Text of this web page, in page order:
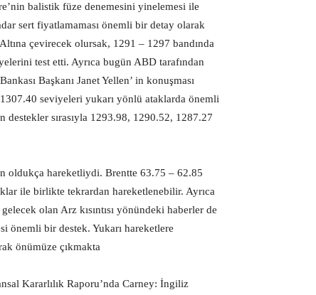
balistik füze denemesini yinelemesi ile
sert fiyatlamaması önemli bir detay olarak
çevirecek olursak, 1291 – 1297 bandında
test etti. Ayrıca bugün ABD tarafından
Başkanı Janet Yellen’ in konuşması
seviyeleri yukarı yönlü ataklarda önemli
sırasıyla 1293.98, 1290.52, 1287.27
oldukça hareketliydi. Brentte 63.75 – 62.85
ile birlikte tekrardan hareketlenebilir. Ayrıca
olan Arz kısıntısı yönündeki haberler de
önemli bir destek. Yukarı hareketlere
önümüze çıkmakta
Kararlılık Raporu’nda Carney: İngiliz